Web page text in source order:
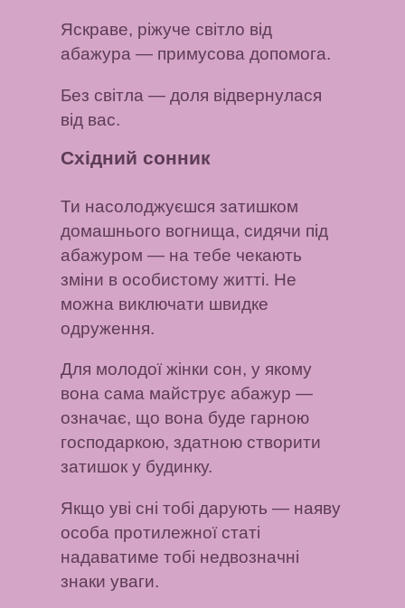
Яскраве, ріжуче світло від
абажура — примусова допомога.
Без світла — доля відвернулася
від вас.
Східний сонник
Ти насолоджуєшся затишком
домашнього вогнища, сидячи під
абажуром — на тебе чекають
зміни в особистому житті. Не
можна виключати швидке
одруження.
Для молодої жінки сон, у якому
вона сама майструє абажур —
означає, що вона буде гарною
господаркою, здатною створити
затишок у будинку.
Якщо уві сні тобі дарують — наяву
особа протилежної статі
надаватиме тобі недвозначні
знаки уваги.